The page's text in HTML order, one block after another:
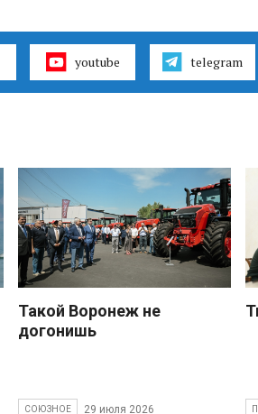
youtube telegram
Такой Воронеж не
догонишь
СОЮЗНОЕ 29 июля 2026